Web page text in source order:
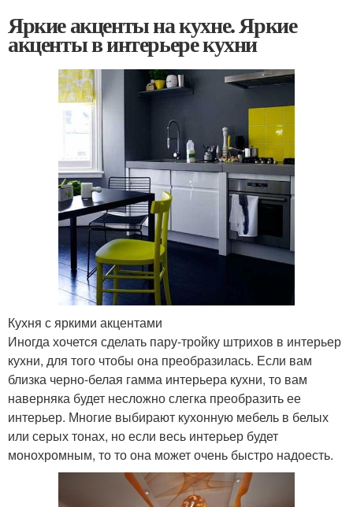
Яркие акценты на кухне. Яркие
акценты в интерьере кухни
Кухня с яркими акцентами
Иногда хочется сделать пару-тройку штрихов в интерьер
кухни, для того чтобы она преобразилась. Если вам
близка черно-белая гамма интерьера кухни, то вам
наверняка будет несложно слегка преобразить ее
интерьер. Многие выбирают кухонную мебель в белых
или серых тонах, но если весь интерьер будет
монохромным, то то она может очень быстро надоесть.